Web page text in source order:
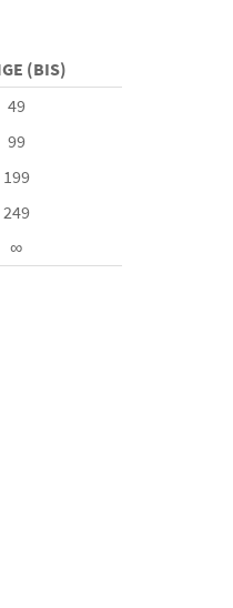
(BIS)
49
99
199
249
∞